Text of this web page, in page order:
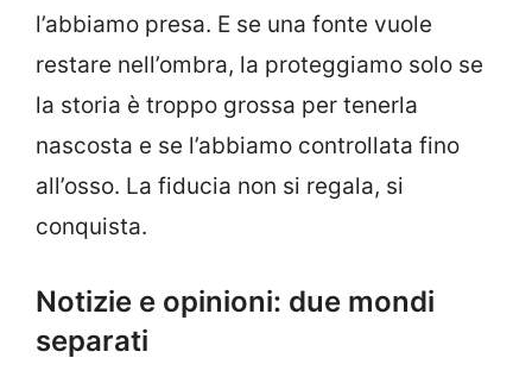
l’abbiamo presa. E se una fonte vuole
restare nell’ombra, la proteggiamo solo se
la storia è troppo grossa per tenerla
nascosta e se l’abbiamo controllata fino
all’osso. La fiducia non si regala, si
conquista.
Notizie e opinioni: due mondi
separati